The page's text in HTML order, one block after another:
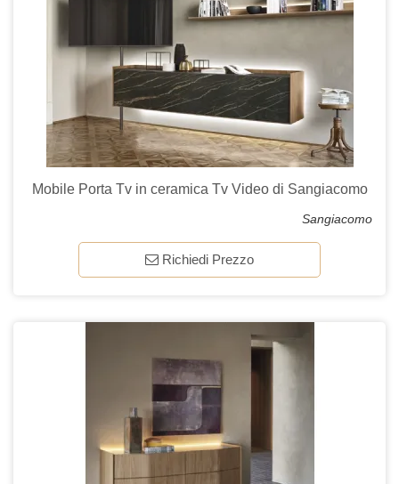
Mobile Porta Tv in ceramica Tv Video di Sangiacomo
Sangiacomo
Richiedi Prezzo